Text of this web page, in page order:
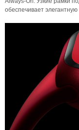
обеспечивает